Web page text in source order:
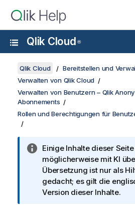
Qlik Cloud ®
Qlik Cloud
Bereitstellen und
Verwalten von Qlik Cloud
Verwalten von Benutzern – Qlik
Abonnements
Rollen und Berechtigungen für
Einige Inhalte dieser
möglicherweise mit KI
Übersetzung ist nur als
gedacht; es gilt die
Version dieser Inhalte.